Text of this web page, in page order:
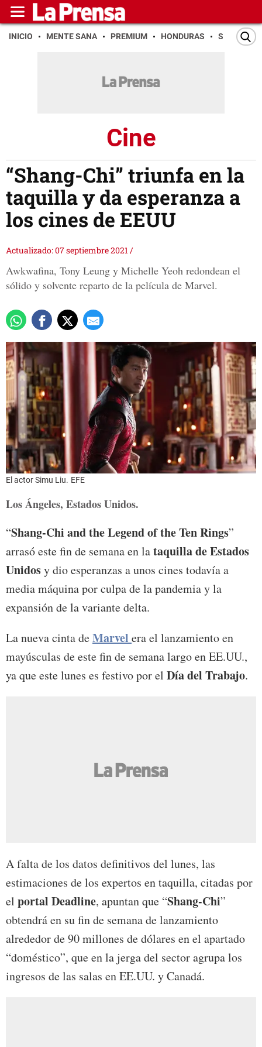
INICIO MENTE SANA PREMIUM HONDURAS SAN PEDRO
Cine
“Shang-Chi” triunfa en la
taquilla y da esperanza a
los cines de EEUU
Actualizado: 07 septiembre 2021/
Awkwafina, Tony Leung y Michelle Yeoh redondean el
sólido y solvente reparto de la película de Marvel.
El actor Simu Liu. EFE
Los Ángeles, Estados Unidos.
“Shang-Chi and the Legend of the Ten Rings”
arrasó este fin de semana en lataquilla de Estados
Unidosy dio esperanzas a unos cines todavía a
media máquina por culpa de la pandemia y la
expansión de la variante delta.
La nueva cinta deMarvel era el lanzamiento en
mayúsculas de este fin de semana largo en EE.UU.,
ya que este lunes es festivo por el Día del Trabajo.
A falta de los datos definitivos del lunes, las
estimaciones de los expertos en taquilla, citadas por
el portal Deadline, apuntan que “Shang-Chi”
obtendrá en su fin de semana de lanzamiento
alrededor de 90 millones de dólares en el apartado
“doméstico”, que en la jerga del sector agrupa los
ingresos de las salas en EE.UU. y Canadá.